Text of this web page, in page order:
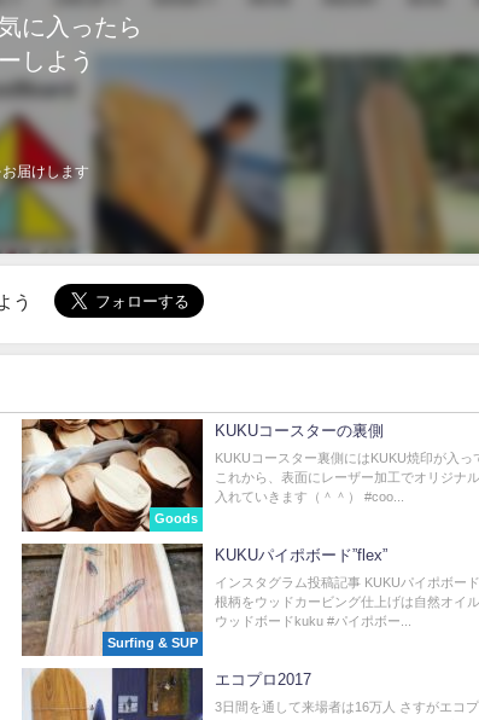
に入ったら
しよう
届けします
う
Goods
KUKUコースターの裏側
KUKUコースター裏側にはKUKU焼印が入っ
これから、表面にレーザー加工でオリジナ
入れていきます（＾＾） #coo...
Surfing & SUP
KUKUパイポボード”flex”
インスタグラム投稿記事 KUKUパイポボー
根柄をウッドカービング仕上げは自然オイ
ウッドボードkuku #パイポボー...
エコプロ2017
3日間を通して来場者は16万人 さすがエコ